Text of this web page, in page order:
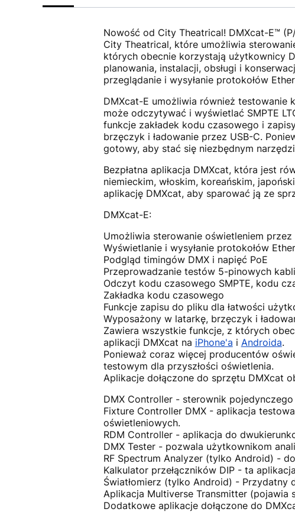
Nowość od City Theatrical! DMXcat-E™
City Theatrical, które umożliwia
których obecnie korzystają użytkownicy
planowania, instalacji, obsługi i
przeglądanie i wysyłanie protokołów
DMXcat-E umożliwia również testowanie
może odczytywać i wyświetlać SMPTE
funkcje zakładek kodu czasowego i
brzęczyk i ładowanie przez USB-C.
gotowy, aby stać się niezbędnym
Bezpłatna aplikacja DMXcat, która jest
niemieckim, włoskim, koreańskim,
aplikację DMXcat, aby sparować ją ze
DMXcat-E:
Umożliwia sterowanie oświetleniem przez
Wyświetlanie i wysyłanie protokołów
Podgląd timingów DMX i napięć PoE
Przeprowadzanie testów 5-pinowych
Odczyt kodu czasowego SMPTE, kodu
Zakładka kodu czasowego
Funkcje zapisu do pliku dla łatwości
Wyposażony w latarkę, brzęczyk i
Zawiera wszystkie funkcje, z których
aplikacji DMXcat na iPhone'a i Androida.
Ponieważ coraz więcej producentów
testowym dla przyszłości oświetlenia.
Aplikacje dołączone do sprzętu DMXcat
DMX Controller - sterownik
Fixture Controller DMX - aplikacja
oświetleniowych.
RDM Controller - aplikacja do
DMX Tester - pozwala użytkownikom
RF Spectrum Analyzer (tylko Android) -
Kalkulator przełączników DIP - ta
Światłomierz (tylko Android) -
Aplikacja Multiverse Transmitter (pojawia
Dodatkowe aplikacje dołączone do